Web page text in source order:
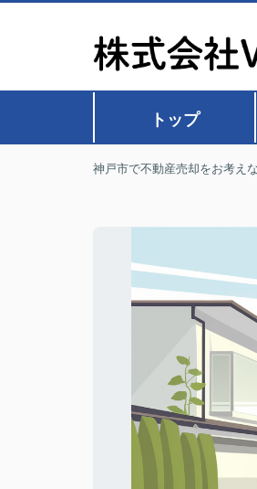
トップ
神戸市で不動産売却をお考え